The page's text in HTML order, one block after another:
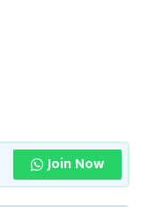
Join Now